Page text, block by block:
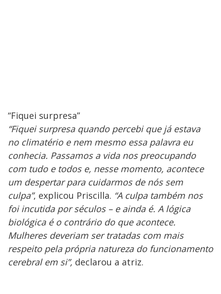
“Fiquei surpresa”
“Fiquei surpresa quando percebi que já estava
no climatério e nem mesmo essa palavra eu
conhecia. Passamos a vida nos preocupando
com tudo e todos e, nesse momento, acontece
um despertar para cuidarmos de nós sem
culpa”, explicou Priscilla. “A culpa também nos
foi incutida por séculos – e ainda é. A lógica
biológica é o contrário do que acontece.
Mulheres deveriam ser tratadas com mais
respeito pela própria natureza do funcionamento
cerebral em si”, declarou a atriz.